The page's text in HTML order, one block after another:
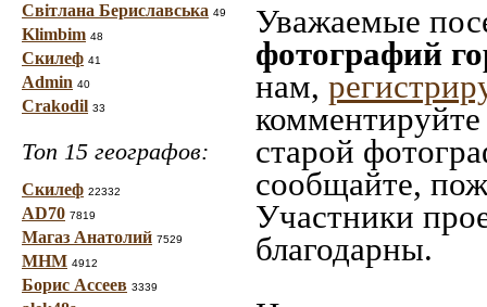
Світлана Бериславська 49
Klimbim 48
Скилеф 41
Admin 40
Crakodil 33
Топ 15 географов:
Скилеф 22332
AD70 7819
Магаз Анатолий 7529
МНМ 4912
Борис Ассеев 3339
Уважаемые
фотографий
нам,
старой
сообщайте,
Участники
благодарны.